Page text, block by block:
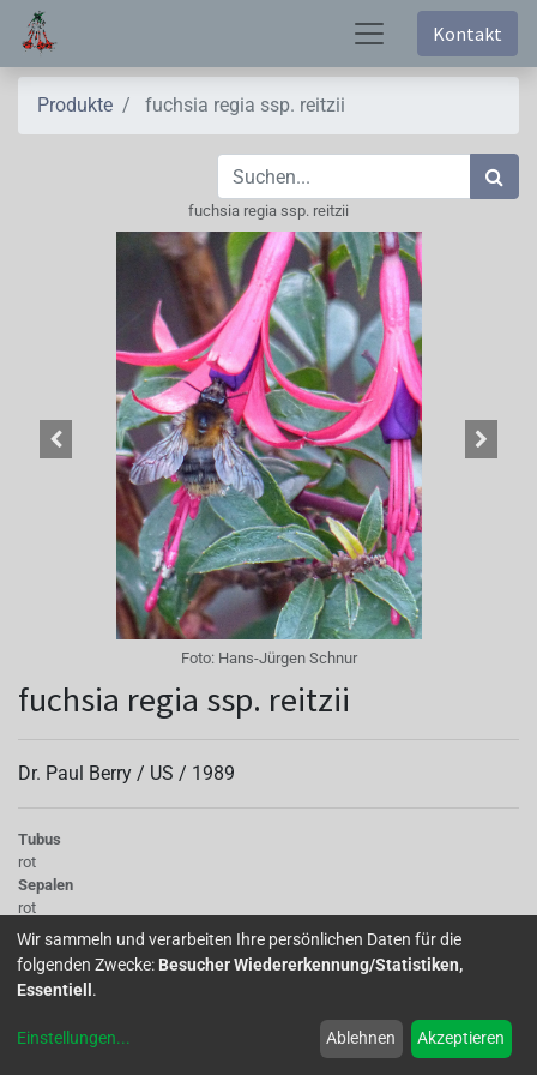
Kontakt
Produkte fuchsia regia ssp. reitzii
fuchsia regia ssp. reitzii
Foto: Hans-Jürgen Schnur
fuchsia regia ssp. reitzii
Dr. Paul Berry / US / 1989
Tubus
rot
Sepalen
rot
Korolle/Petalen
violett
Staubgefäße
violett
rot
Wir sammeln und verarbeiten Ihre persönlichen Daten für die
folgenden Zwecke: Besucher Wiedererkennung/Statistiken,
Essentiell .
Einstellungen... Ablehnen Akzeptieren